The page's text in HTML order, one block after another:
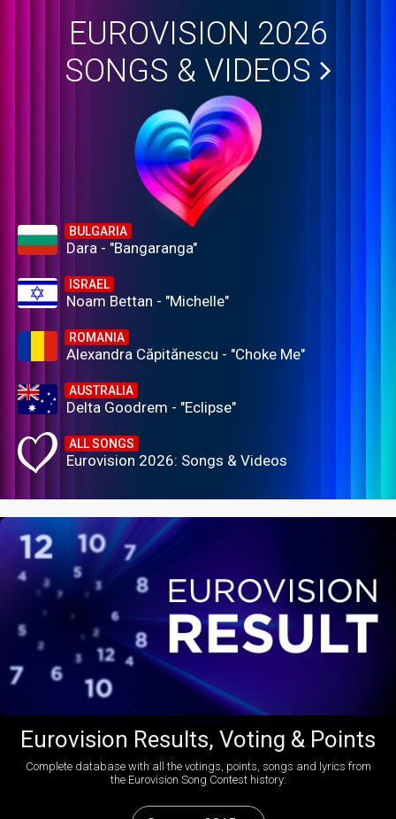
EUROVISION 2026
SONGS & VIDEOS
BULGARIA
Dara - "Bangaranga"
ISRAEL
Noam Bettan - "Michelle"
ROMANIA
Alexandra Căpitănescu - "Choke Me"
AUSTRALIA
Delta Goodrem - "Eclipse"
ALL SONGS
Eurovision 2026: Songs & Videos
Eurovision Results, Voting & Points
Complete database with all the votings, points, songs and lyrics from
the Eurovision Song Contest history: